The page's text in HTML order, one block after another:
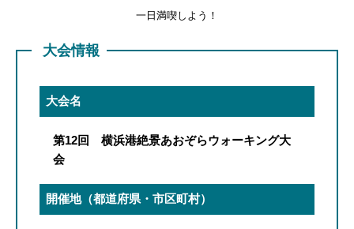
一日満喫しよう！
大会情報
大会名
第12回 横浜港絶景あおぞらウォーキング大
会
開催地（都道府県・市区町村）